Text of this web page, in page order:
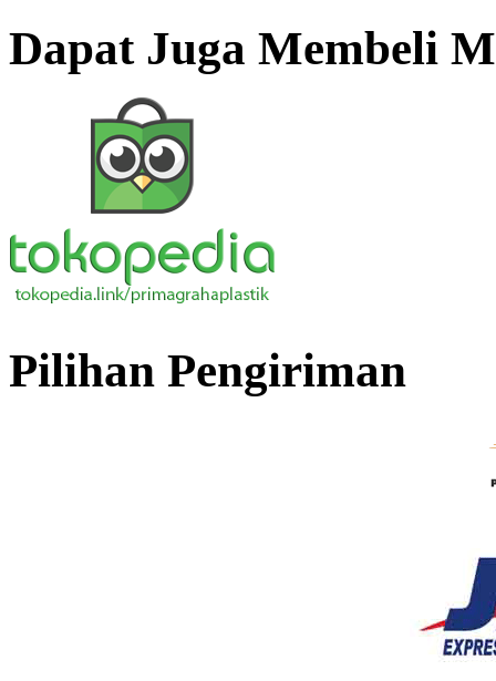
Dapat Juga Membeli
Pilihan Pengiriman